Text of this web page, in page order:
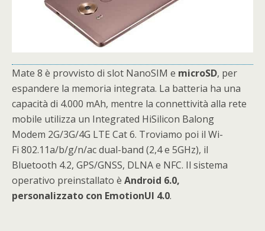
Mate 8 è provvisto di slot NanoSIM e microSD, per
espandere la memoria integrata. La batteria ha una
capacità di 4.000 mAh, mentre la connettività alla rete
mobile utilizza un Integrated HiSilicon Balong
Modem 2G/3G/4G LTE Cat 6. Troviamo poi il Wi-
Fi 802.11a/b/g/n/ac dual-band (2,4 e 5GHz), il
Bluetooth 4.2, GPS/GNSS, DLNA e NFC. Il sistema
operativo preinstallato è Android 6.0,
personalizzato con EmotionUI 4.0.